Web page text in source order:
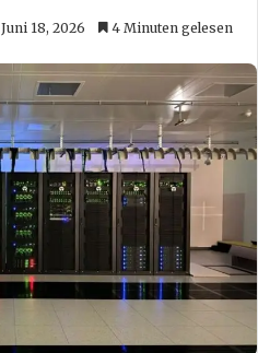
Juni 18, 2026 4 Minuten gelesen